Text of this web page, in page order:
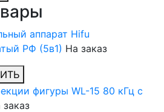
аппарат Hifu
РФ (5в1) На заказ
фигуры WL-15 80 кГц с
заказ